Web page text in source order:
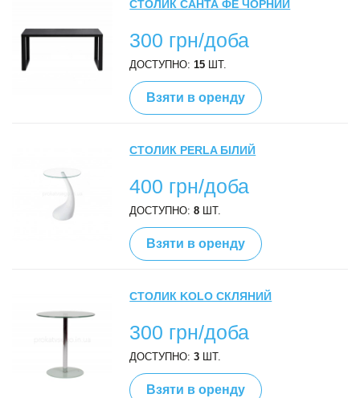
СТОЛИК САНТА ФЕ ЧОРНИЙ
300 грн/доба
ДОСТУПНО:15 ШТ.
Взяти в оренду
СТОЛИК PERLA БІЛИЙ
400 грн/доба
ДОСТУПНО:8 ШТ.
Взяти в оренду
СТОЛИК KOLO СКЛЯНИЙ
300 грн/доба
ДОСТУПНО:3 ШТ.
Взяти в оренду